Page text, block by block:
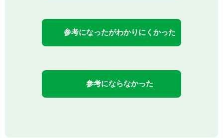
参考になったがわかりにくかった
参考にならなかった